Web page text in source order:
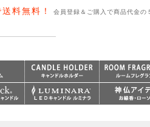
料無料！ 会員登録＆ご購入で商品代金の